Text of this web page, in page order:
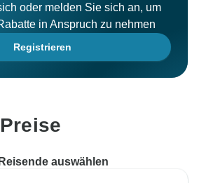
oder melden Sie sich an, um
in Anspruch zu nehmen
Registrieren
auswählen